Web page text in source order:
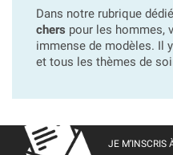
Dans notre rubrique
chers pour les hommes,
immense de modèles. Il
et tous les thèmes de
JE M’INSCRIS